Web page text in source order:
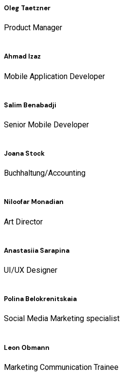
Oleg Taetzner
Product Manager
Ahmad Izaz
Mobile Application Developer
Salim Benabadji
Senior Mobile Developer
Joana Stock
Buchhaltung/Accounting
Niloofar Monadian
Art Director
Anastasiia Sarapina
UI/UX Designer
Polina Belokrenitskaia
Social Media Marketing specialist
Leon Obmann
Marketing Communication Trainee